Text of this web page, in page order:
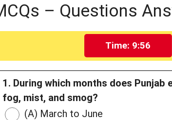
– Questions
Time: 9:55
1. During which months does
fog, mist, and smog?
(A) March to June